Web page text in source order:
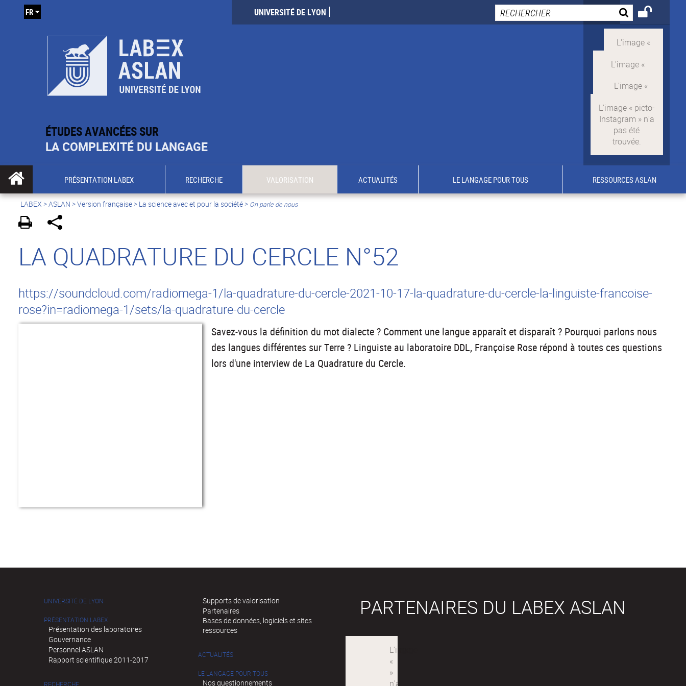
ÉTUDES AVANCÉES SUR
LA COMPLEXITÉ DU LANGAGE
UNIVERSITÉ DE LYON
FR
PRÉSENTATION LABEX RECHERCHE VALORISATION ACTUALITÉS LE LANGAGE POUR TOUS RESSOURCES ASLAN
LABEX >ASLAN >Version française> La science avec et pour la société> On parle de nous
LA QUADRATURE DU CERCLE N°52
https://soundcloud.com/radiomega-1/la-quadrature-du-cercle-2021-10-17-la-quadrature-du-cercle-la-linguiste-francoise-
rose?in=radiomega-1/sets/la-quadrature-du-cercle
Savez-vous la définition du mot dialecte ? Comment une langue apparaît et disparaît ? Pourquoi parlons nous
des langues différentes sur Terre ? Linguiste au laboratoire DDL, Françoise Rose répond à toutes ces questions
lors d'une interview de La Quadrature du Cercle.
UNIVERSITÉ DE LYON
PRÉSENTATION LABEX
Présentation des laboratoires
Gouvernance
Personnel ASLAN
Rapport scientifique 2011-2017
RECHERCHE
Supports de valorisation
Partenaires
Bases de données, logiciels et sites
ressources
ACTUALITÉS
LE LANGAGE POUR TOUS
Nos questionnements
PARTENAIRES DU LABEX ASLAN